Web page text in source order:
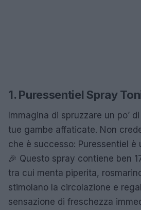
1. Puressentiel Spray
Immagina di spruzzare un po’
tue gambe affaticate. Non
che è successo: Puressentiel è
🎉 Questo spray contiene ben
tra cui menta piperita,
stimolano la circolazione e
sensazione di freschezza